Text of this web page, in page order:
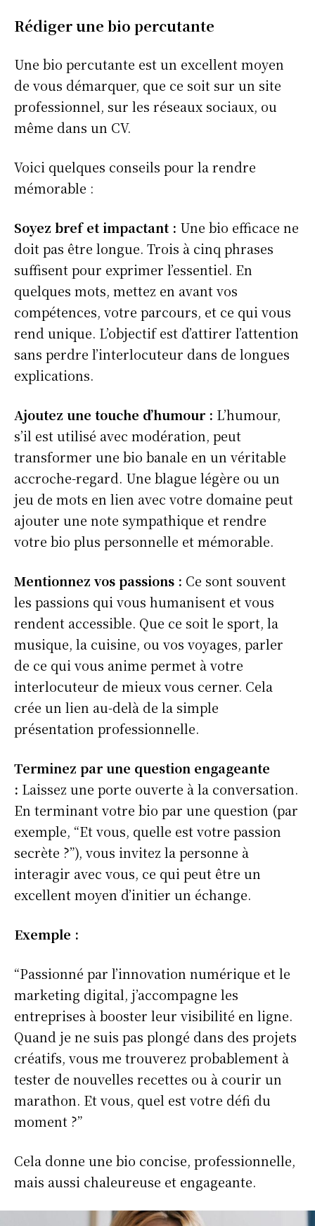
Rédiger une bio percutante
Une bio percutante est un excellent moyen
de vous démarquer, que ce soit sur un site
professionnel, sur les réseaux sociaux, ou
même dans un CV.
Voici quelques conseils pour la rendre
mémorable :
Soyez bref et impactant : Une bio efficace ne
doit pas être longue. Trois à cinq phrases
suffisent pour exprimer l’essentiel. En
quelques mots, mettez en avant vos
compétences, votre parcours, et ce qui vous
rend unique. L’objectif est d’attirer l’attention
sans perdre l’interlocuteur dans de longues
explications.
Ajoutez une touche d’humour : L’humour,
s’il est utilisé avec modération, peut
transformer une bio banale en un véritable
accroche-regard. Une blague légère ou un
jeu de mots en lien avec votre domaine peut
ajouter une note sympathique et rendre
votre bio plus personnelle et mémorable.
Mentionnez vos passions : Ce sont souvent
les passions qui vous humanisent et vous
rendent accessible. Que ce soit le sport, la
musique, la cuisine, ou vos voyages, parler
de ce qui vous anime permet à votre
interlocuteur de mieux vous cerner. Cela
crée un lien au-delà de la simple
présentation professionnelle.
Terminez par une question engageante
: Laissez une porte ouverte à la conversation.
En terminant votre bio par une question (par
exemple, “Et vous, quelle est votre passion
secrète ?”), vous invitez la personne à
interagir avec vous, ce qui peut être un
excellent moyen d’initier un échange.
Exemple :
“Passionné par l’innovation numérique et le
marketing digital, j’accompagne les
entreprises à booster leur visibilité en ligne.
Quand je ne suis pas plongé dans des projets
créatifs, vous me trouverez probablement à
tester de nouvelles recettes ou à courir un
marathon. Et vous, quel est votre défi du
moment ?”
Cela donne une bio concise, professionnelle,
mais aussi chaleureuse et engageante.